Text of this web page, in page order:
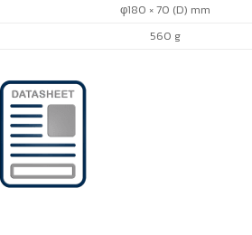
φ180 × 70 (D) mm
560 g